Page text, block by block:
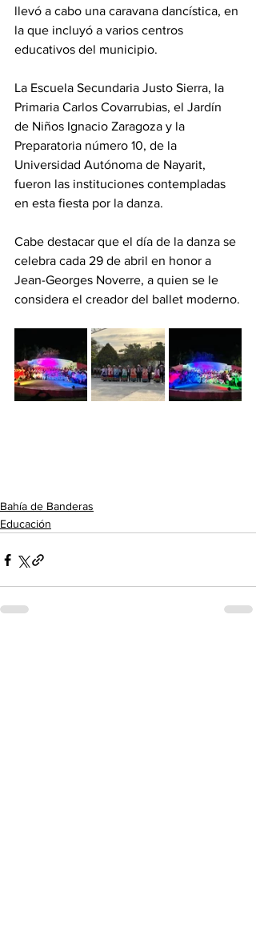
llevó a cabo una caravana dancística, en
la que incluyó a varios centros
educativos del municipio.
La Escuela Secundaria Justo Sierra, la
Primaria Carlos Covarrubias, el Jardín
de Niños Ignacio Zaragoza y la
Preparatoria número 10, de la
Universidad Autónoma de Nayarit,
fueron las instituciones contempladas
en esta fiesta por la danza.
Cabe destacar que el día de la danza se
celebra cada 29 de abril en honor a
Jean-Georges Noverre, a quien se le
considera el creador del ballet moderno.
Bahía de Banderas
Educación